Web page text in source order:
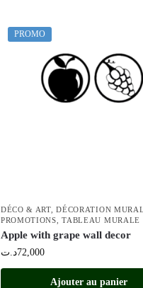
PROMO
DÉCO & ART,DÉCORATION
PROMOTIONS ,TABLEAU MURALE
Apple with grape wall decor
72,000د.ت
Ajouter au panier